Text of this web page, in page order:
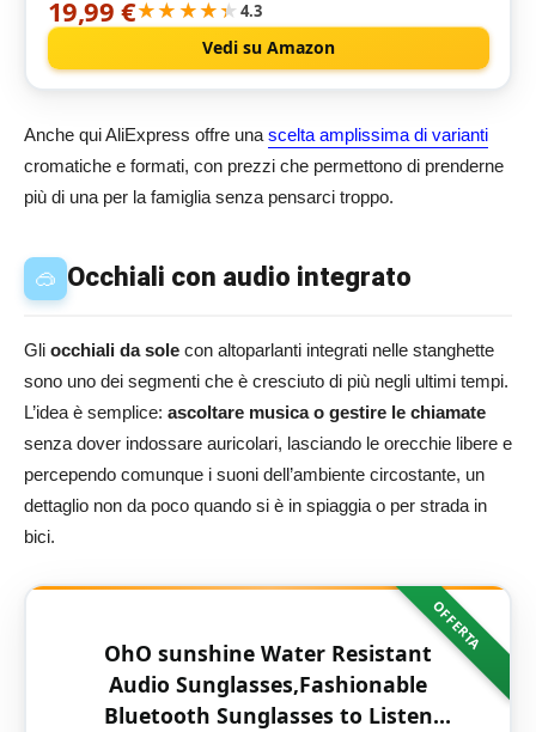
ventilatore per collana, ventilatore con doppia testa a
vento, impostazioni a 3 velocità, per viaggi,
19,99 €★★★★★
★★★★★ 4.3
Vedi su Amazon
Anche qui AliExpress offre una scelta amplissima di varianti
cromatiche e formati, con prezzi che permettono di prenderne
più di una per la famiglia senza pensarci troppo.
🥽 Occhiali con audio integrato
Gli occhiali da sole con altoparlanti integrati nelle stanghette
sono uno dei segmenti che è cresciuto di più negli ultimi tempi.
L’idea è semplice: ascoltare musica o gestire le chiamate
senza dover indossare auricolari, lasciando le orecchie libere e
percependo comunque i suoni dell’ambiente circostante, un
dettaglio non da poco quando si è in spiaggia o per strada in
bici.
OFFERTA
OhO sunshine Water Resistant
Audio Sunglasses,Fashionable
Bluetooth Sunglasses to Listen